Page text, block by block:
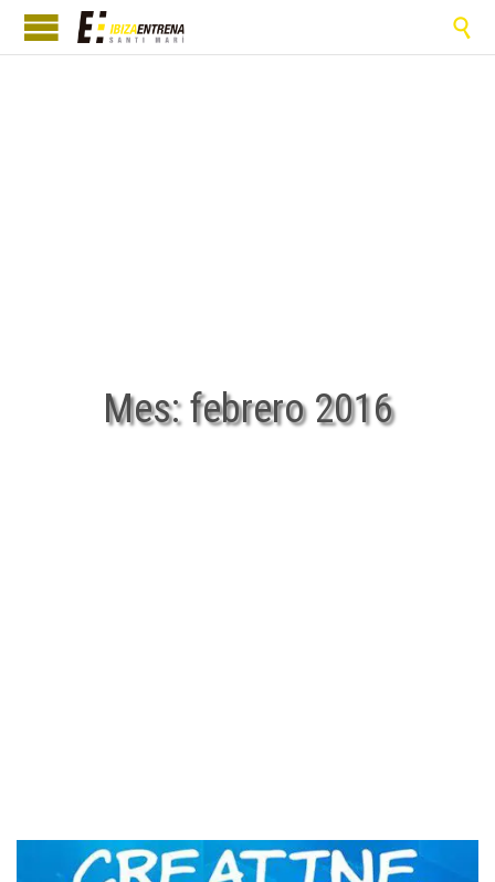

Mes:febrero 2016